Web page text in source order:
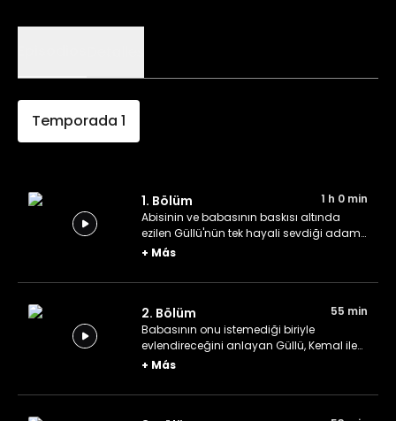
Temporada 1
1. Bölüm
1 h 0 min
Abisinin ve babasının baskısı altında
ezilen Güllü'nün tek hayali sevdiği adam
olan Kemal ile evlenmek ve evinin hanımı
olarak isteyen Ramazan, araya dayısı
gerçekleştirmek için bir oyun oynar.
+ Más
2. Bölüm
55 min
Babasının onu istemediği biriyle
evlendireceğini anlayan Güllü, Kemal ile
kaçmaya karar verir. Güllü'nün yokluğunu
+ Más